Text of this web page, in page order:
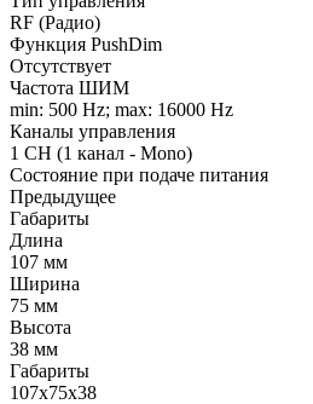
RF (Радио)
Функция PushDim
Отсутствует
Частота ШИМ
min: 500 Hz; max: 16000 Hz
Каналы управления
1 CH (1 канал - Mono)
Состояние при подаче питания
Предыдущее
Габариты
Длина
107 мм
Ширина
75 мм
Высота
38 мм
Габариты
107х75х38